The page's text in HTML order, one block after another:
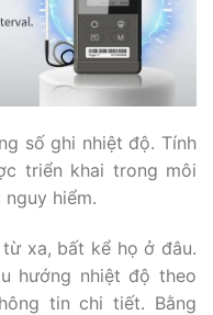
số ghi nhiệt độ. Tính
triển khai trong môi
hiểm.
xa, bất kể họ ở đâu.
hướng nhiệt độ theo
tin chi tiết. Bằng